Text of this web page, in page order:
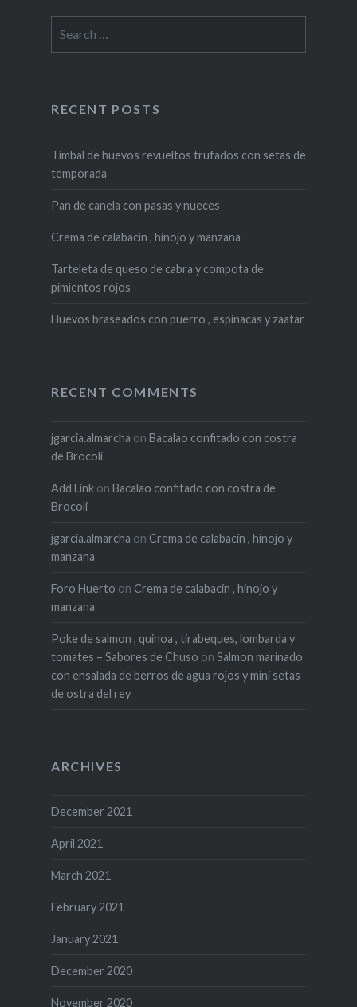
for:
RECENT POSTS
Timbal de huevos revueltos trufados con setas de
temporada
Pan de canela con pasas y nueces
Crema de calabacín , hinojo y manzana
Tarteleta de queso de cabra y compota de
pimientos rojos
Huevos braseados con puerro , espinacas y zaatar
RECENT COMMENTS
jgarcia.almarcha on Bacalao confitado con costra
de Brocoli
Add Linkon Bacalao confitado con costra de
Brocoli
jgarcia.almarcha on Crema de calabacín , hinojo y
manzana
Foro Huerto on Crema de calabacín , hinojo y
manzana
Poke de salmon , quinoa , tirabeques, lombarda y
tomates – Sabores de Chuso on Salmon marinado
con ensalada de berros de agua rojos y mini setas
de ostra del rey
ARCHIVES
December 2021
April 2021
March 2021
February 2021
January 2021
December 2020
November 2020